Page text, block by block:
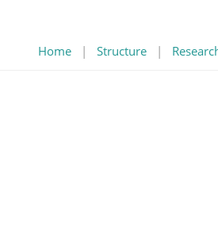
Home | Structure |